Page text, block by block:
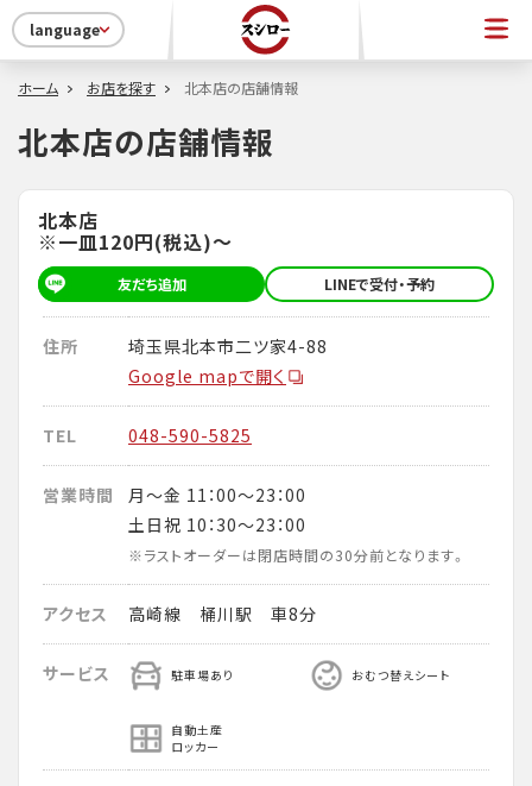
language
ホーム お店を探す 北本店の店舗情報
北本店の店舗情報
北本店
※一皿120円(税込)～
友だち追加 LINEで受付・予約
住所
埼玉県北本市二ツ家4-88
Google mapで開く
TEL 048-590-5825
営業時間
月～金 11：00～23：00
土日祝 10：30～23：00
※ラストオーダーは閉店時間の30分前となります。
アクセス 高崎線 桶川駅 車8分
サービス 駐車場あり おむつ替えシート
自動土産
ロッカー